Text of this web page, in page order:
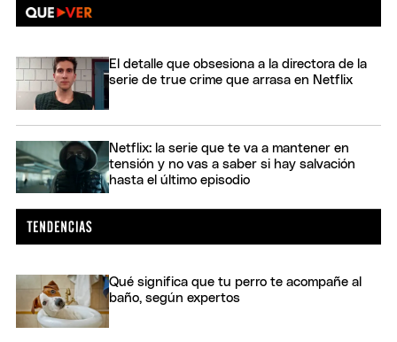
El detalle que obsesiona a la directora de la
serie de true crime que arrasa en Netflix
Netflix: la serie que te va a mantener en
tensión y no vas a saber si hay salvación
hasta el último episodio
Qué significa que tu perro te acompañe al
baño, según expertos